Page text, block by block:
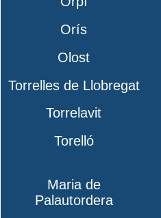
Orís
Olost
Torrelles de Llobregat
Torrelavit
Torelló
Maria de
Palautordera